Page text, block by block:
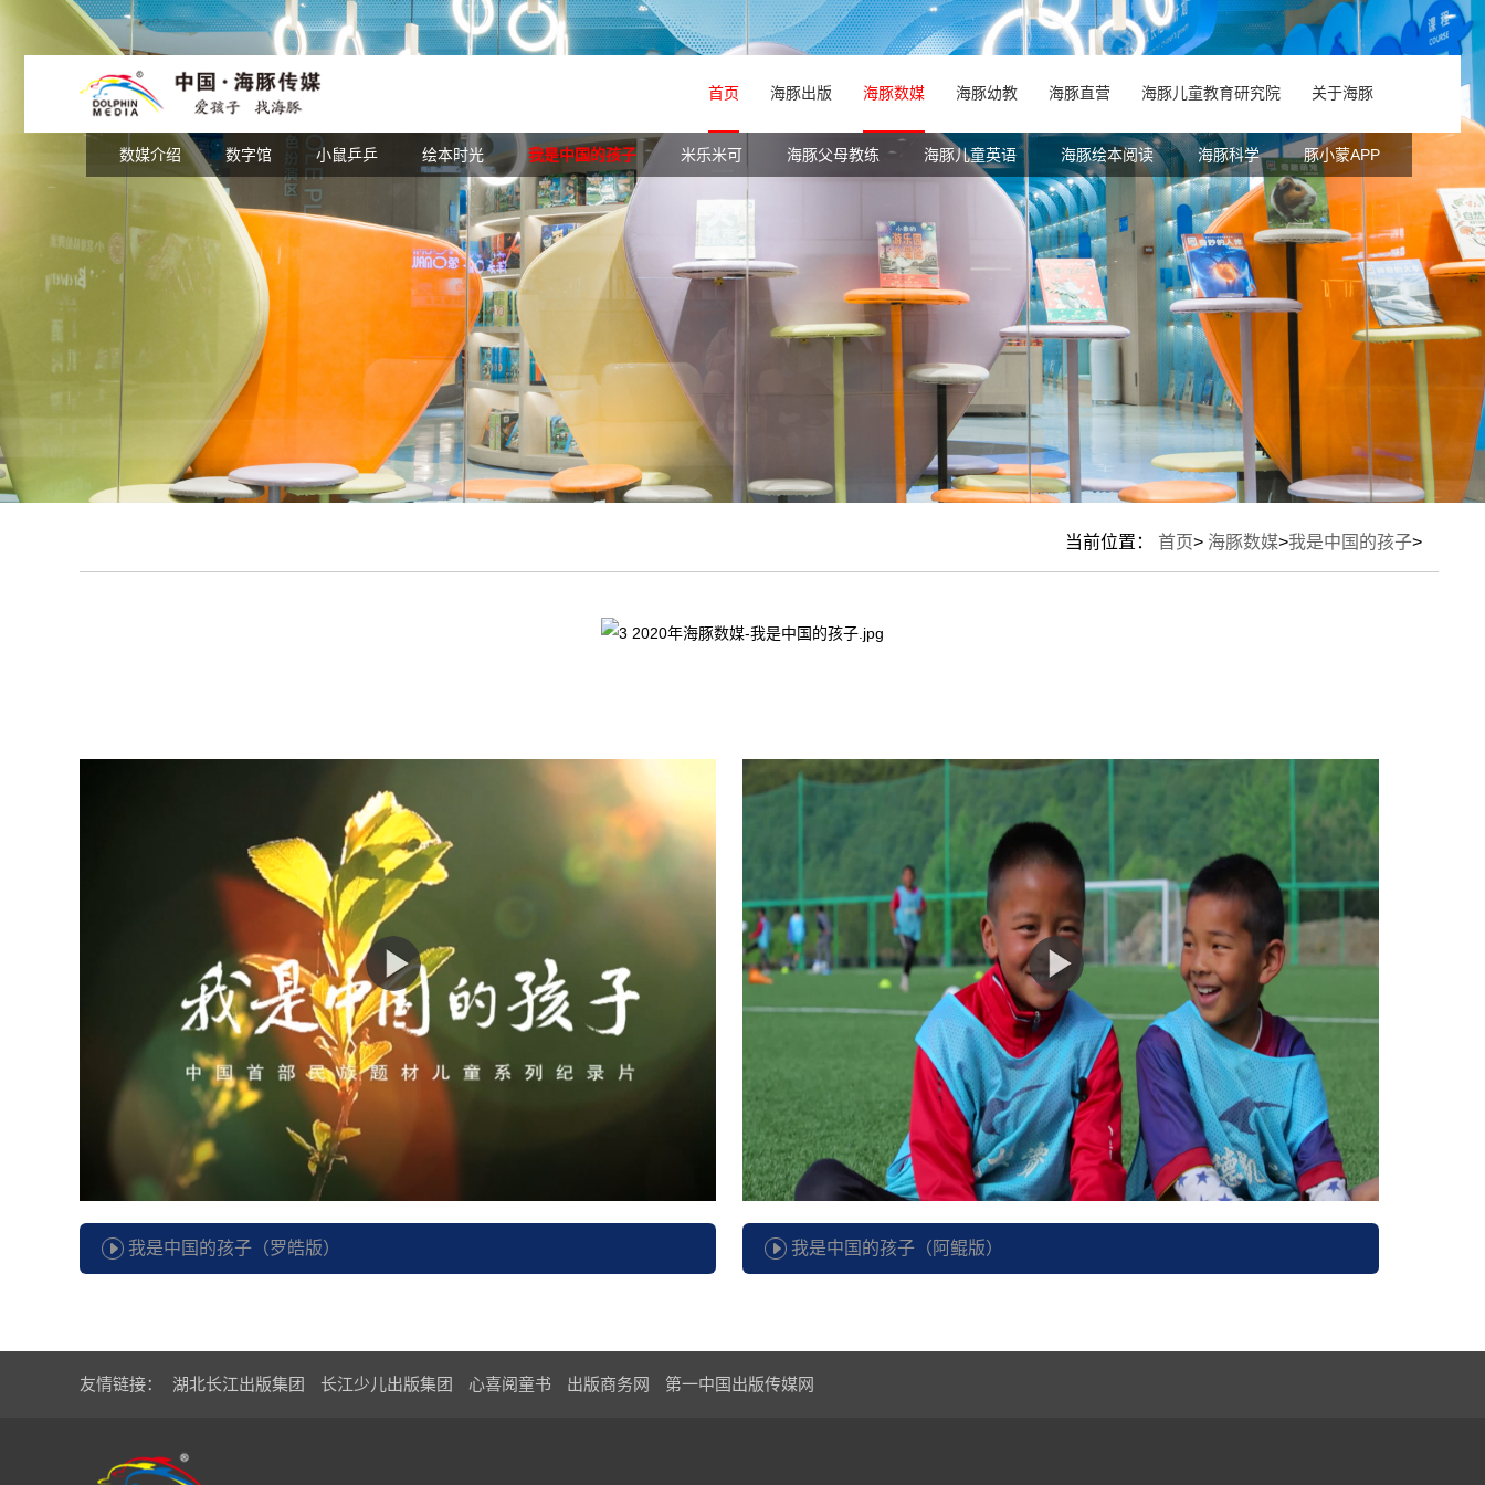
首页 海豚出版
出版介绍 产品中心 新品上架 原创专区 跨界商联 版权合作 读者专区 书目下载
海豚数媒
数媒介绍 数字馆 小鼠乒乒 绘本时光 我是中国的孩子 米乐米可 海豚父母教练 海豚儿童英语 海豚绘本阅读 海豚科学 豚小蒙APP
海豚幼教 海豚直营
直营介绍 海豚国际儿童之家 商超店 网店
海豚儿童教育研究院
研究院介绍 专家团队 教研中心 培研中心 对外合作中心
关于海豚
海豚介绍 创始人 组织架构 海豚大事记 荣耀时刻 社会责任 海豚伙伴风采 加入我们
当前位置： 首页> 海豚数媒>我是中国的孩子>
我是中国的孩子（罗皓版） 我是中国的孩子（阿鲲版）
友情链接： 湖北长江出版集团 长江少儿出版集团 心喜阅童书 出版商务网 第一中国出版传媒网